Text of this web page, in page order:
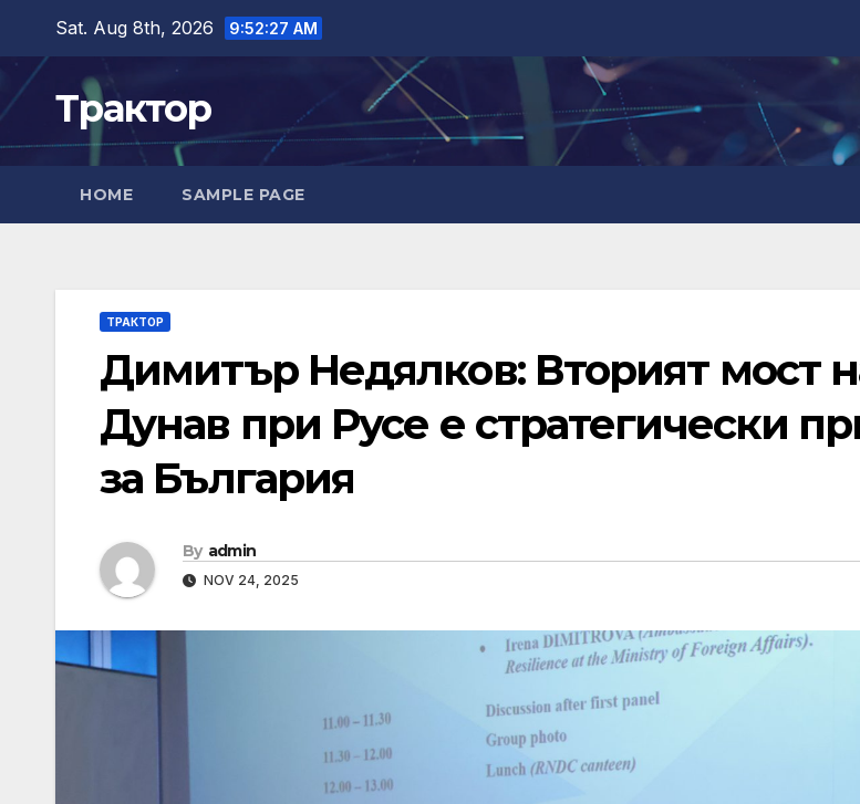
content
Sat. Aug 8th, 2026 9:52:28 AM
Трактор
HOME SAMPLE PAGE
ТРАКТОР
Димитър Недялков: Вторият мост
Дунав при Русе е стратегически
за България
By admin
NOV 24, 2025